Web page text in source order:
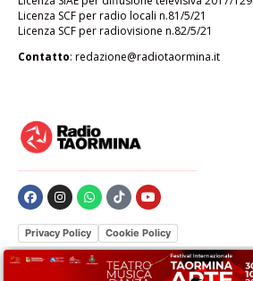
Privacy Policy Cookie Policy
Le tue preferenze relative alla privacy
Licenza SCF per radio locali n.81/5/21
Licenza SCF per radiovisione n.82/5/21
Contatto: redazione@radiotaormina.it